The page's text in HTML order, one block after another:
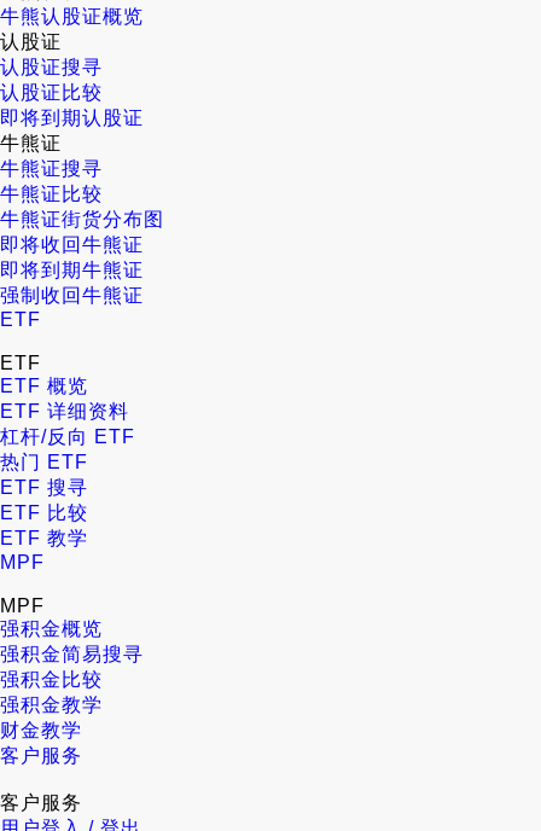
牛熊认股证概览
认股证
认股证搜寻
认股证比较
即将到期认股证
牛熊证
牛熊证搜寻
牛熊证比较
牛熊证街货分布图
即将收回牛熊证
即将到期牛熊证
强制收回牛熊证
ETF
ETF
ETF 概览
ETF 详细资料
杠杆/反向 ETF
热门 ETF
ETF 搜寻
ETF 比较
ETF 教学
MPF
MPF
强积金概览
强积金简易搜寻
强积金比较
强积金教学
财金教学
客户服务
客户服务